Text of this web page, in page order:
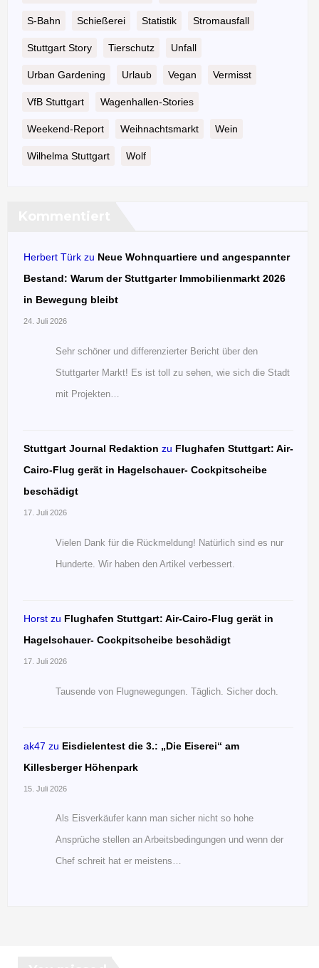
S-Bahn Schießerei Statistik Stromausfall
Stuttgart Story Tierschutz Unfall
Urban Gardening Urlaub Vegan Vermisst
VfB Stuttgart Wagenhallen-Stories
Weekend-Report Weihnachtsmarkt Wein
Wilhelma Stuttgart Wolf
Herbert Türk zu Neue Wohnquartiere und angespannter
Bestand: Warum der Stuttgarter Immobilienmarkt 2026
in Bewegung bleibt
24. Juli 2026
Sehr schöner und differenzierter Bericht über den
Stuttgarter Markt! Es ist toll zu sehen, wie sich die Stadt
mit Projekten…
Stuttgart Journal Redaktion zu Flughafen Stuttgart: Air-
Cairo-Flug gerät in Hagelschauer- Cockpitscheibe
beschädigt
17. Juli 2026
Vielen Dank für die Rückmeldung! Natürlich sind es nur
Hunderte. Wir haben den Artikel verbessert.
Horst zu Flughafen Stuttgart: Air-Cairo-Flug gerät in
Hagelschauer- Cockpitscheibe beschädigt
17. Juli 2026
Tausende von Flugnewegungen. Täglich. Sicher doch.
ak47 zu Eisdielentest die 3.: „Die Eiserei“ am
Killesberger Höhenpark
15. Juli 2026
Als Eisverkäufer kann man sicher nicht so hohe
Ansprüche stellen an Arbeitsbedingungen und wenn der
Chef schreit hat er meistens…